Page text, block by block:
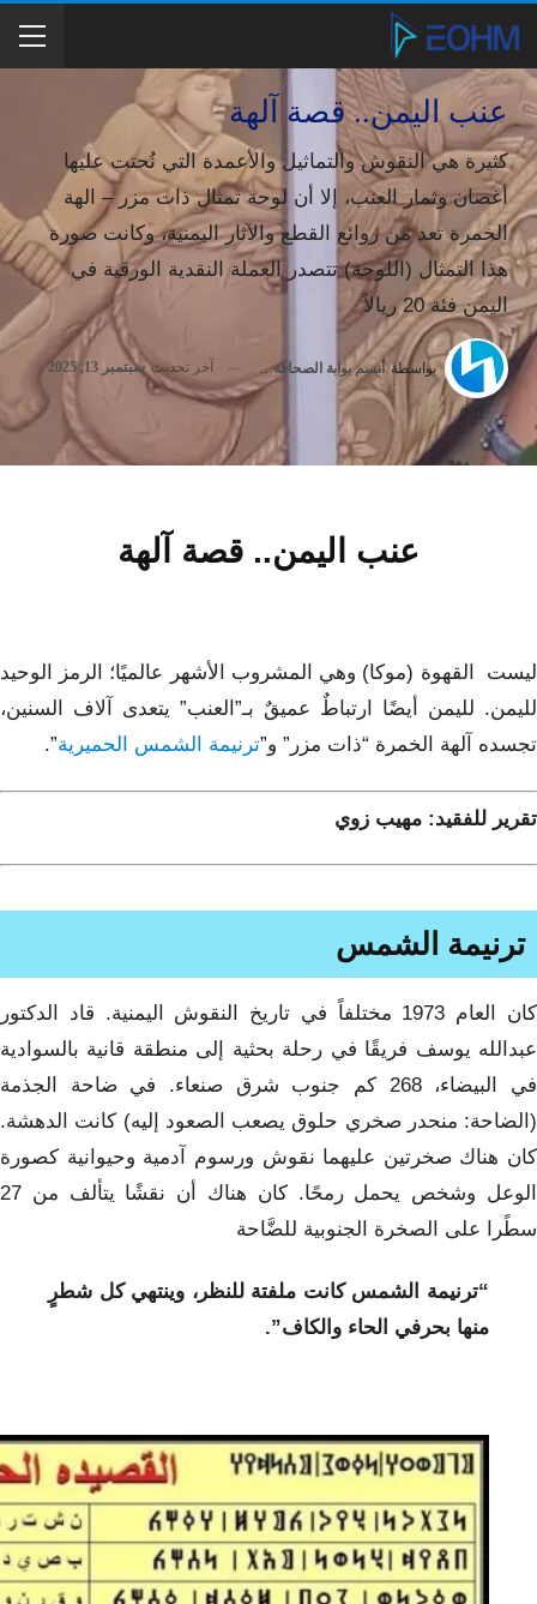
عنب اليمن.. قصة آلهة
كثيرة هي النقوش والتماثيل والأعمدة التي نُحتت عليها
أغصان وثمار العنب، إلا أن لوحة تمثال ذات مزر – الهة
الخمرة تعد من روائع القطع والآثار اليمنية، وكانت صورة
هذا التمثال (اللوحة) تتصدر العملة النقدية الورقية في
اليمن فئة 20 ريالاً
بواسطة أنسم بوابة الصحافة الإنسانية آخر تحديثسبتمبر 13, 2025
عنب اليمن.. قصة آلهة
ليست القهوة (موكا) وهي المشروب الأشهر عالميًا؛ الرمز الوحيد
لليمن. لليمن أيضًا ارتباطٌ عميقٌ بـ”العنب” يتعدى آلاف السنين،
تجسده آلهة الخمرة “ذات مزر” و”ترنيمة الشمس الحميرية”.
تقرير للفقيد: مهيب زوي
ترنيمة الشمس
كان العام 1973 مختلفاً في تاريخ النقوش اليمنية. قاد الدكتور
عبدالله يوسف فريقًا في رحلة بحثية إلى منطقة قانية بالسوادية
في البيضاء، 268 كم جنوب شرق صنعاء. في ضاحة الجذمة
(الضاحة: منحدر صخري حلوق يصعب الصعود إليه) كانت الدهشة.
كان هناك صخرتين عليهما نقوش ورسوم آدمية وحيوانية كصورة
الوعل وشخص يحمل رمحًا. كان هناك أن نقشًا يتألف من 27
سطًرا على الصخرة الجنوبية للضَّاحة
“ترنيمة الشمس كانت ملفتة للنظر، وينتهي كل شطرٍ
منها بحرفي الحاء والكاف”.